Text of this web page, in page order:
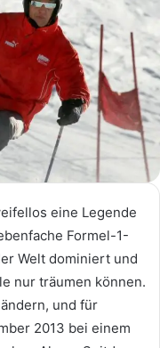
eine Legende
Formel-1-
Welt dominiert und
nur träumen können.
und für
2013 bei einem